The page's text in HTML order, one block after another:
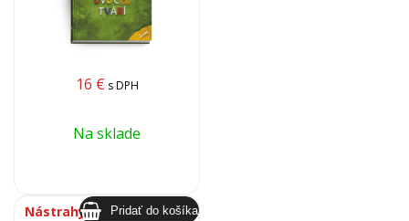
16 € s DPH
Na sklade
Nástrahy panského sídla